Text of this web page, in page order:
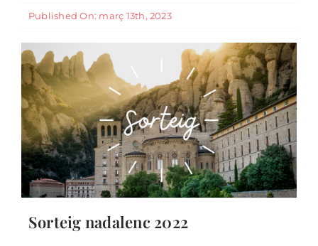
Published On: març 13th, 2023
Sorteig nadalenc 2022